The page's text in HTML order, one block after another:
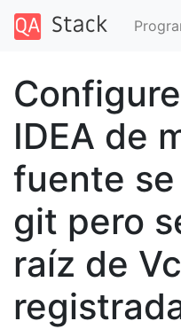
IDEA de
fuente
git pero
raíz de